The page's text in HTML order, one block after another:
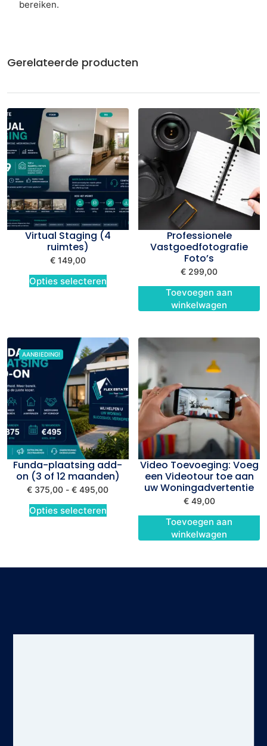
bereiken.
Gerelateerde producten
Virtual Staging (4
ruimtes)
€149,00
Opties selecteren
Professionele
Vastgoedfotografie
Foto’s
€ 299,00
Toevoegen aan
winkelwagen
AANBIEDING!
Funda-plaatsing add-
on (3 of 12 maanden)
€ 375,00 - € 495,00
Opties selecteren
Video Toevoeging: Voeg
een Videotour toe aan
uw Woningadvertentie
€49,00
Toevoegen aan
winkelwagen